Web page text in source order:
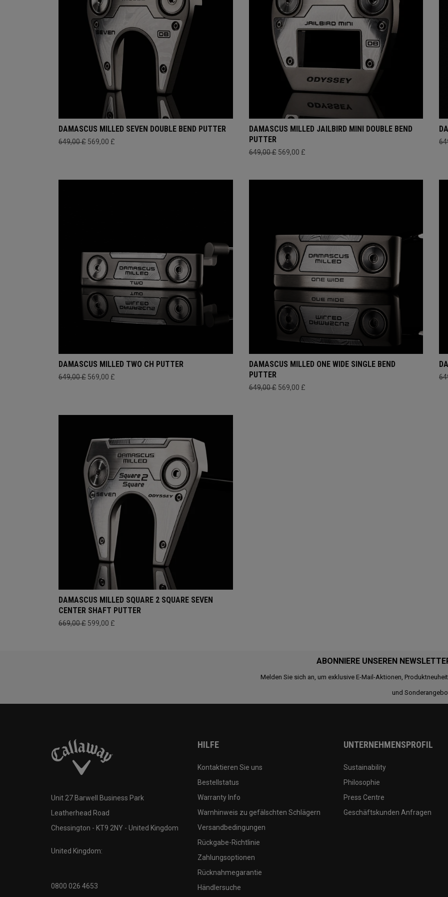
DAMASCUS MILLED SEVEN DOUBLE BEND PUTTER
649,00 £ 569,00 £
DAMASCUS MILLED JAILBIRD MINI DOUBLE BEND
PUTTER
649,00 £ 569,00 £
DAMASCUS MILLED TWO CH PUTTER
649,00 £ 569,00 £
DAMASCUS MILLED ONE WIDE SINGLE BEND
PUTTER
649,00 £ 569,00 £
DAMASCUS MILLED SQUARE 2 SQUARE SEVEN
CENTER SHAFT PUTTER
669,00 £ 599,00 £
ABONNIERE UNSEREN
Melden Sie sich an, um exklusive E-Mail-Aktionen,
und
Unit 27 Barwell Business Park
Leatherhead Road
Chessington - KT9 2NY - United Kingdom
United Kingdom:
0800 026 4653
HILFE
Kontaktieren Sie uns
Bestellstatus
Warranty Info
Warnhinweis zu gefälschten Schlägern
Versandbedingungen
Rückgabe-Richtlinie
Zahlungsoptionen
Rücknahmegarantie
Händlersuche
UNTERNEHMENSPROFIL
Sustainability
Philosophie
Press Centre
Geschäftskunden Anfragen